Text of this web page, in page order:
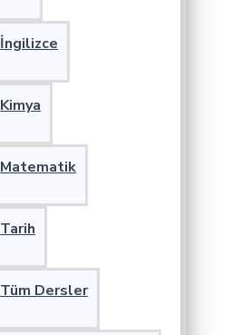
İngilizce
Kimya
Matematik
Tarih
Tüm Dersler